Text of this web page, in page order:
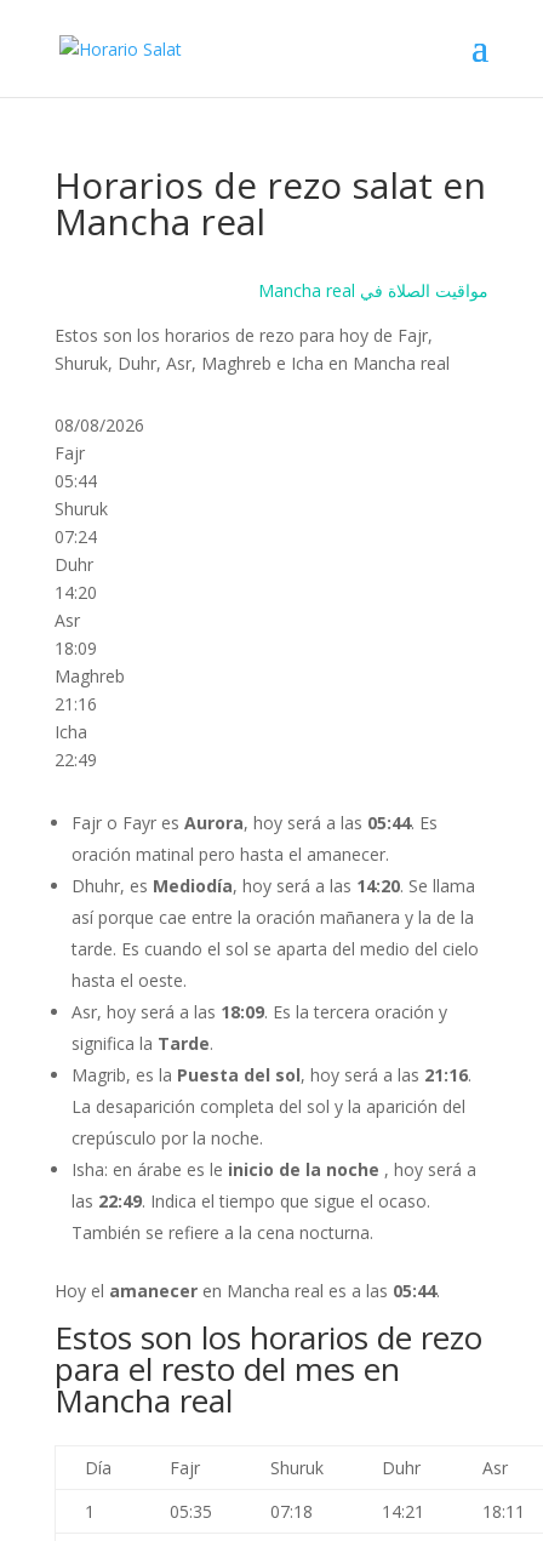
Horarios de rezo salat en
Mancha real
Mancha real مواقيت الصلاة في
Estos son los horarios de rezo para hoy de Fajr,
Shuruk, Duhr, Asr, Maghreb e Icha en Mancha real
08/08/2026
Fajr
05:44
Shuruk
07:24
Duhr
14:20
Asr
18:09
Maghreb
21:16
Icha
22:49
Fajr o Fayr es Aurora, hoy será a las 05:44. Es
oración matinal pero hasta el amanecer.
Dhuhr, es Mediodía, hoy será a las 14:20. Se llama
así porque cae entre la oración mañanera y la de la
tarde. Es cuando el sol se aparta del medio del cielo
hasta el oeste.
Asr, hoy será a las 18:09. Es la tercera oración y
significa la Tarde.
Magrib, es la Puesta del sol, hoy será a las 21:16.
La desaparición completa del sol y la aparición del
crepúsculo por la noche.
Isha: en árabe es le inicio de la noche , hoy será a
las 22:49. Indica el tiempo que sigue el ocaso.
También se refiere a la cena nocturna.
Hoy el amaneceren Mancha real es a las 05:44.
Estos son los horarios de rezo
para el resto del mes en
Mancha real
Día Fajr Shuruk Duhr
Asr
1
05:35 07:18 14:21
18:11